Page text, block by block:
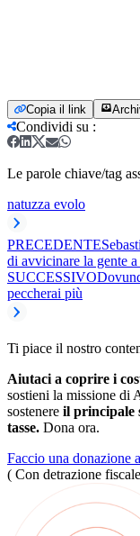
Copia il link
Condividi su :
Le parole chiave/tag
natuzza evolo
PRECEDENTE
di avvicinare la gente
SUCCESSIVO
peccherai più
Ti piace il nostro
Aiutaci a coprire i
sostieni la missione di
sostenere il principale
tasse. Dona ora.
Faccio una donazione
( Con detrazione